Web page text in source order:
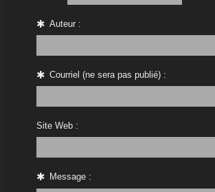
Auteur :
Courriel (ne sera pas publié) :
Site Web :
Message :